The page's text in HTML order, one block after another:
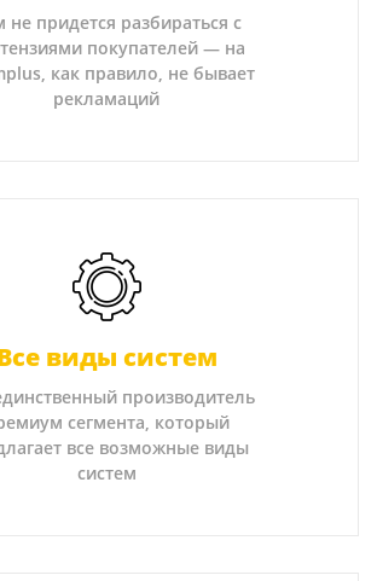
не придется разбираться с
покупателей — на
как правило, не бывает
рекламаций
виды систем
производитель
сегмента, который
все возможные виды
систем